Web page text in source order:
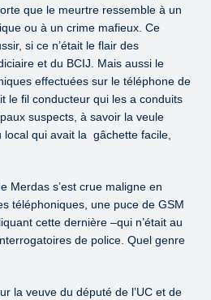
que le meurtre ressemble à un
ou à un crime mafieux. Ce
si ce n’était le flair des
et du BCIJ. Mais aussi le
effectuées sur le téléphone de
le fil conducteur qui les a conduits
suspects, à savoir la veule
local qui avait la gâchette facile,
Merdas s’est crue maligne en
téléphoniques, une puce de GSM
cette dernière –qui n’était au
de police. Quel genre
la veuve du député de l’UC et de